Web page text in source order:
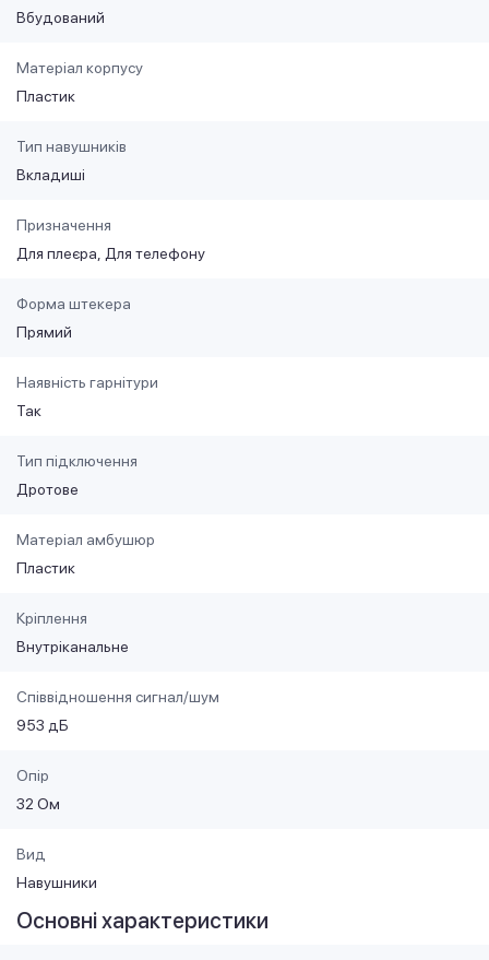
Вбудований
Матеріал корпусу
Пластик
Тип навушників
Вкладиші
Призначення
Для плеєра Для телефону
Форма штекера
Прямий
Наявність гарнітури
Так
Тип підключення
Дротове
Матеріал амбушюр
Пластик
Кріплення
Внутріканальне
Співвідношення сигнал/шум
953 дБ
Опір
32 Ом
Вид
Навушники
Основні характеристики